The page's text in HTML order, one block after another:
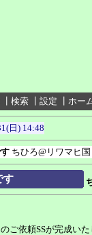
検索 設定 ホー
日) 14:48
ちひろ@リワマヒ国
す
ご依頼SSが完成い